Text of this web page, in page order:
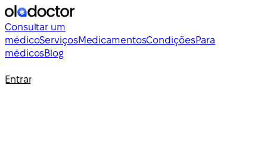
Consultar um
médicoServiçosMedicamentosCondiçõesPara
médicosBlog
Entrar